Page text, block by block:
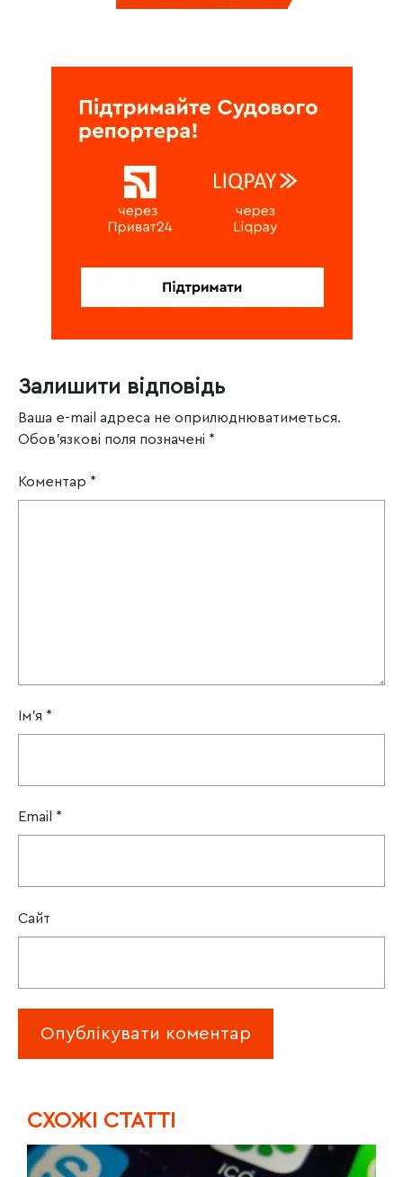
Залишити відповідь
Ваша e-mail адреса не оприлюднюватиметься.
Обов’язкові поля позначені *
Коментар *
Ім'я *
Email *
Сайт
CХОЖІ СТАТТІ